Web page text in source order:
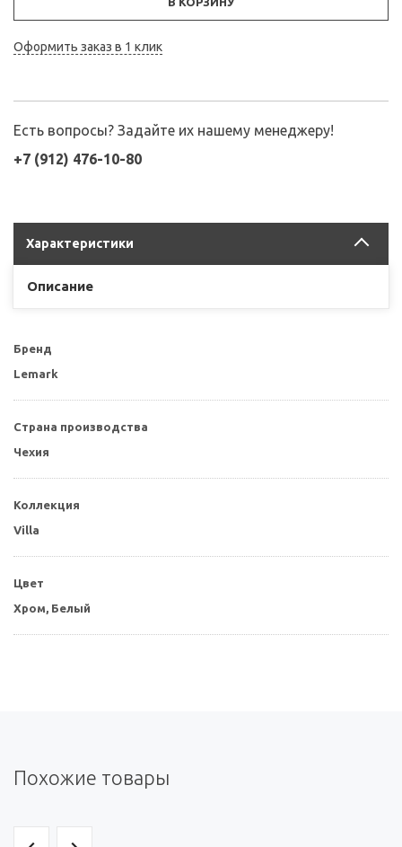
Оформить заказ в 1 клик
Есть вопросы? Задайте их нашему менеджеру!
+7 (912) 476-10-80
Характеристики
Описание
Бренд
Lemark
Страна производства
Чехия
Коллекция
Villa
Цвет
Хром, Белый
Похожие товары